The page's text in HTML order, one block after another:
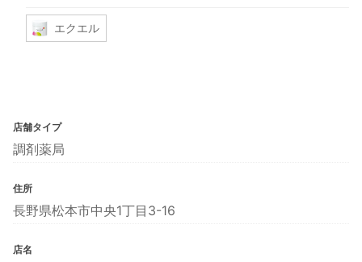
エクエル
店舗タイプ
調剤薬局
住所
長野県松本市中央1丁目3-16
店名